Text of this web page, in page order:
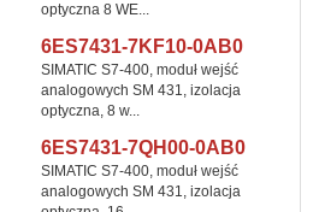
optyczna 8 WE...
6ES7431-7KF10-0AB0
SIMATIC S7-400, moduł wejść
analogowych SM 431, izolacja
optyczna, 8 w...
6ES7431-7QH00-0AB0
SIMATIC S7-400, moduł wejść
analogowych SM 431, izolacja